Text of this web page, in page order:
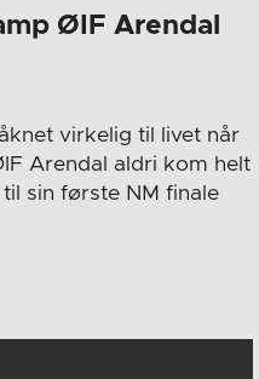
ØIF Arendal
virkelig til livet når
Arendal aldri kom helt
sin første NM finale